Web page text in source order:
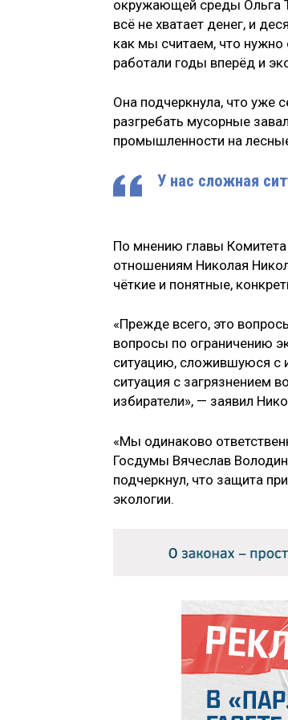
окружающей среды Ольга
всё не хватает денег, и
как мы считаем, что
работали годы вперёд и
Она подчеркнула, что уже
разгребать мусорные
промышленности на
У нас сложная
По мнению главы
отношениям Николая
чёткие и понятные,
«Прежде всего, это
вопросы по ограничению
ситуацию, сложившуюся с
ситуация с загрязнением
избиратели», — заявил
«Мы одинаково
Госдумы Вячеслав
подчеркнул, что защита
экологии.